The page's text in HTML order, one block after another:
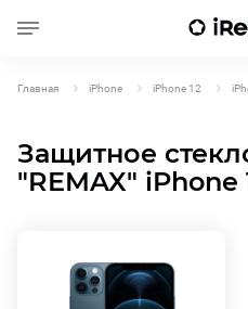
Главная iPhone iPhone 12
Защитное
"REMAX" iPhone